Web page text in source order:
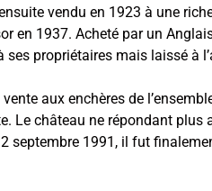
vendu en 1923 à une
en 1937. Acheté par un
ses propriétaires mais laissé à
aux enchères de
Le château ne répondant
septembre 1991, il fut